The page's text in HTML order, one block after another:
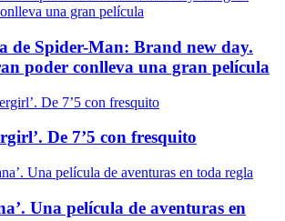
de Spider-Man: Brand new day.
poder conlleva una gran película
De 7’5 con fresquito
Una película de aventuras en